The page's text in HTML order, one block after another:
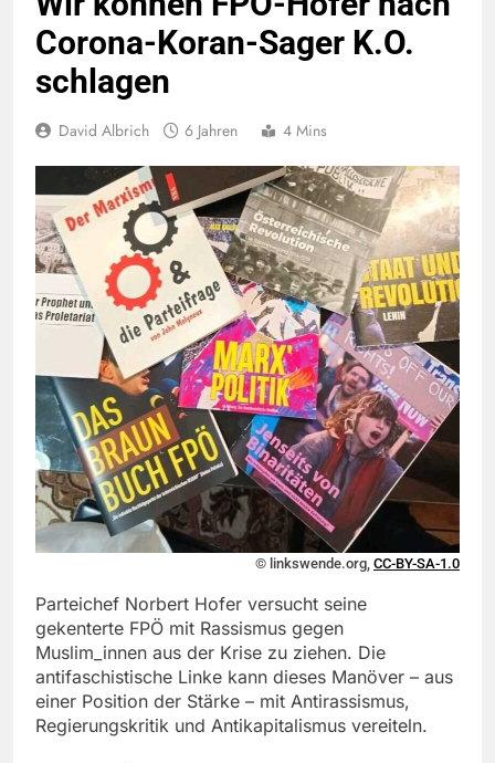
Corona-Koran-Sager K.O.
schlagen
David Albrich 6 Jahren 4 Mins
© linkswende.org, CC-BY-SA-1.0
Parteichef Norbert Hofer versucht seine
gekenterte FPÖ mit Rassismus gegen
Muslim_innen aus der Krise zu ziehen. Die
antifaschistische Linke kann dieses Manöver – aus
einer Position der Stärke – mit Antirassismus,
Regierungskritik und Antikapitalismus vereiteln.